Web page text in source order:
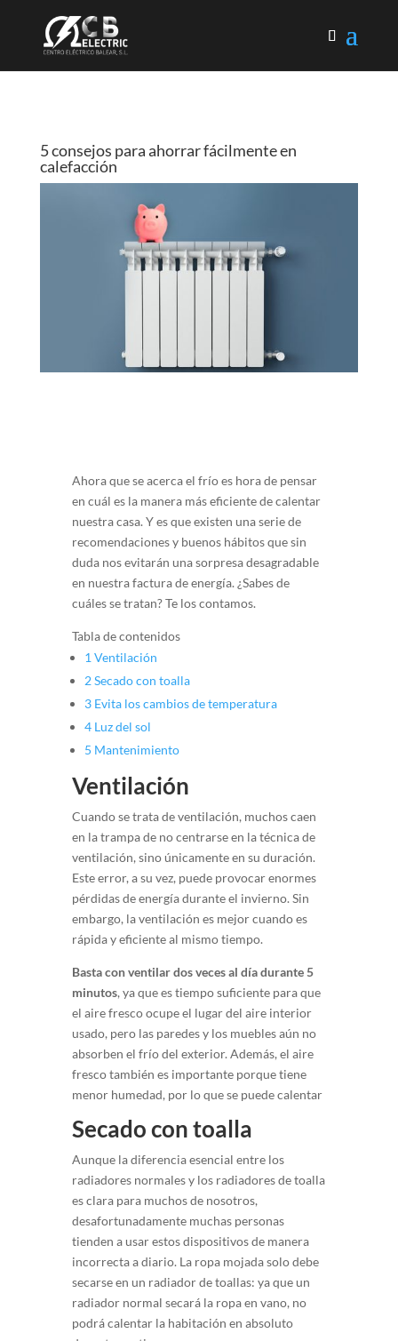
5 consejos para ahorrar fácilmente en
calefacción
Ahora que se acerca el frío es hora de pensar
en cuál es la manera más eficiente de calentar
nuestra casa. Y es que existen una serie de
recomendaciones y buenos hábitos que sin
duda nos evitarán una sorpresa desagradable
en nuestra factura de energía. ¿Sabes de
cuáles se tratan? Te los contamos.
Tabla de contenidos
1 Ventilación
2Secado con toalla
3Evita los cambios de temperatura
4Luz del sol
5 Mantenimiento
Ventilación
Cuando se trata de ventilación, muchos caen
en la trampa de no centrarse en la técnica de
ventilación, sino únicamente en su duración.
Este error, a su vez, puede provocar enormes
pérdidas de energía durante el invierno. Sin
embargo, la ventilación es mejor cuando es
rápida y eficiente al mismo tiempo.
Basta con ventilar dos veces al día durante 5
minutos, ya que es tiempo suficiente para que
el aire fresco ocupe el lugar del aire interior
usado, pero las paredes y los muebles aún no
absorben el frío del exterior. Además, el aire
fresco también es importante porque tiene
menor humedad, por lo que se puede calentar
Secado con toalla
Aunque la diferencia esencial entre los
radiadores normales y los radiadores de toalla
es clara para muchos de nosotros,
desafortunadamente muchas personas
tienden a usar estos dispositivos de manera
incorrecta a diario. La ropa mojada solo debe
secarse en un radiador de toallas: ya que un
radiador normal secará la ropa en vano, no
podrá calentar la habitación en absoluto